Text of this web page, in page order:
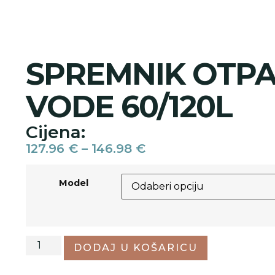
SPREMNIK
VODE 60/120L
Cijena:
127.96 € – 146.98 €
Model
DODAJ U KOŠARICU